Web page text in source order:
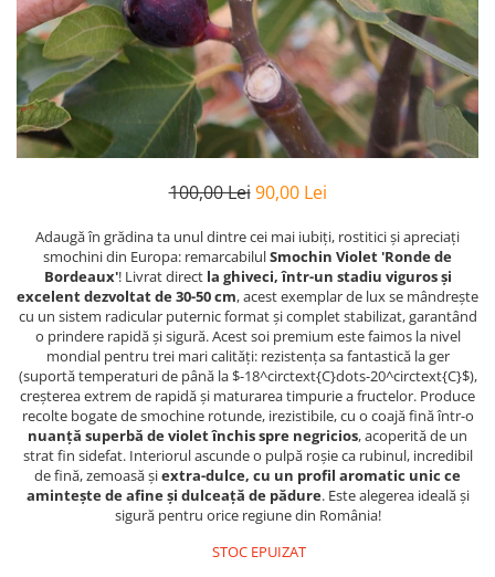
100,00 Lei 90,00 Lei
Adaugă în grădina ta unul dintre cei mai iubiți, rostitici și apreciați
smochini din Europa: remarcabilulSmochin Violet 'Ronde de
Bordeaux'! Livrat direct la ghiveci, într-un stadiu viguros și
excelent dezvoltat de 30-50 cm, acest exemplar de lux se mândrește
cu un sistem radicular puternic format și complet stabilizat, garantând
o prindere rapidă și sigură. Acest soi premium este faimos la nivel
mondial pentru trei mari calități: rezistența sa fantastică la ger
(suportă temperaturi de până la $-18^circtext{C}dots-20^circtext{C}$),
creșterea extrem de rapidă și maturarea timpurie a fructelor. Produce
recolte bogate de smochine rotunde, irezistibile, cu o coajă fină într-o
nuanță superbă de violet închis spre negricios, acoperită de un
strat fin sidefat. Interiorul ascunde o pulpă roșie ca rubinul, incredibil
de fină, zemoasă șiextra-dulce, cu un profil aromatic unic ce
amintește de afine și dulceață de pădure. Este alegerea ideală și
sigură pentru orice regiune din România!
STOC EPUIZAT